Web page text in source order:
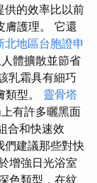
供的效率比以前
膚護理。 它還
北地區台胞證申
體擴散並節省
乳霜具有細巧
型。 靈骨塔
有許多曬黑面
合和快速效
們建議那些對快
增強日光浴室
色類型，在紋